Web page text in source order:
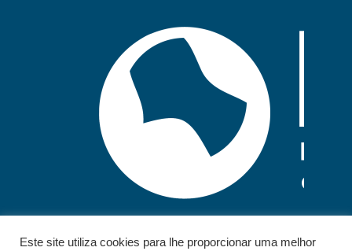
Este site utiliza cookies para lhe proporcionar uma melhor